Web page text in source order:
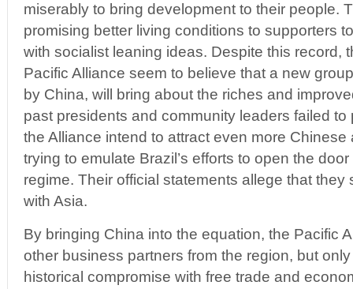
miserably to bring development to their people.
promising better living conditions to supporters
with socialist leaning ideas. Despite this record,
Pacific Alliance seem to believe that a new
by China, will bring about the riches and
past presidents and community leaders failed to
the Alliance intend to attract even more Chinese
trying to emulate Brazil’s efforts to open the
regime. Their official statements allege that they
with Asia.
By bringing China into the equation, the Pacific
other business partners from the region, but
historical compromise with free trade and